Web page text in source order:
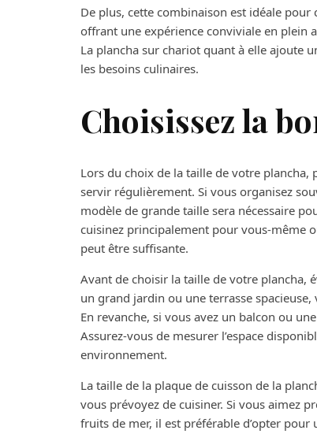
De plus, cette combinaison est idéale pour
offrant une expérience conviviale en plein
La plancha sur chariot quant à elle ajoute
les besoins culinaires.
Choisissez la
Lors du choix de la taille de votre
servir régulièrement. Si vous organisez
modèle de grande taille sera nécessaire
cuisinez principalement pour vous-même
peut être suffisante.
Avant de choisir la taille de votre plancha,
un grand jardin ou une terrasse
En revanche, si vous avez un balcon ou
Assurez-vous de mesurer l’espace
environnement.
La taille de la plaque de cuisson de la
vous prévoyez de cuisiner. Si vous aimez
fruits de mer, il est préférable d’opter pour